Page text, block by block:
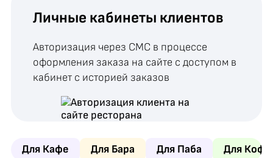
Личные кабинеты клиентов
Авторизация через СМС в процессе
оформления заказа на сайте с доступом в
кабинет с историей заказов
Для Кафе Для Бара Для Паба Для